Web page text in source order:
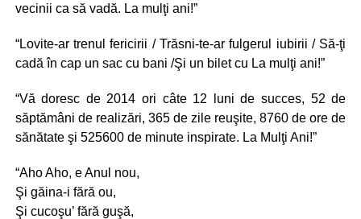
vecinii ca să vadă. La mulţi ani!”
“Lovite-ar trenul fericirii / Trăsni-te-ar fulgerul iubirii / Să-ţi
cadă în cap un sac cu bani /Şi un bilet cu La mulţi ani!”
“Vă doresc de 2014 ori câte 12 luni de succes, 52 de
săptămâni de realizări, 365 de zile reuşite, 8760 de ore de
sănătate şi 525600 de minute inspirate. La Mulţi Ani!”
“Aho Aho, e Anul nou,
Şi găina-i fără ou,
Şi cucoşu’ fără guşă,